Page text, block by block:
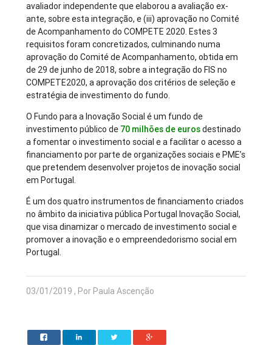
avaliador independente que elaborou a avaliação ex-
ante, sobre esta integração, e (iii) aprovação no Comité
de Acompanhamento do COMPETE 2020. Estes 3
requisitos foram concretizados, culminando numa
aprovação do Comité de Acompanhamento, obtida em
de 29 de junho de 2018, sobre a integração do FIS no
COMPETE2020, a aprovação dos critérios de seleção e
estratégia de investimento do fundo.
O Fundo para a Inovação Social é um fundo de
investimento público de 70 milhões de eurosdestinado
a fomentar o investimento social e a facilitar o acesso a
financiamento por parte de organizações sociais e PME’s
que pretendem desenvolver projetos de inovação social
em Portugal.
É um dos quatro instrumentos de financiamento criados
no âmbito da iniciativa pública Portugal Inovação Social,
que visa dinamizar o mercado de investimento social e
promover a inovação e o empreendedorismo social em
Portugal.
03/01/2019 , Por Paula Ascenção